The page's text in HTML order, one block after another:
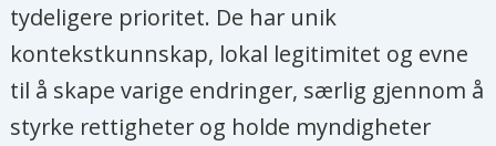
tydeligere prioritet. De har unik
kontekstkunnskap, lokal legitimitet og evne
til å skape varige endringer, særlig gjennom å
styrke rettigheter og holde myndigheter